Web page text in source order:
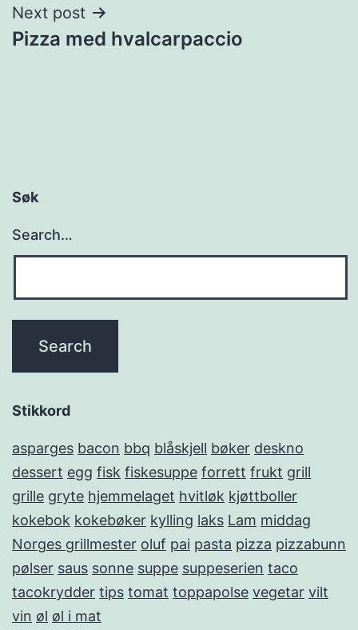
Next post
Pizza med hvalcarpaccio
Søk
Search…
Stikkord
asparges bacon bbq blåskjell bøker deskno
dessert egg fisk fiskesuppe forrett frukt grill
grille gryte hjemmelaget hvitløk kjøttboller
kokebok kokebøker kylling laks Lam middag
Norges grillmester oluf pai pasta pizza pizzabunn
pølser saus sonne suppe suppeserien taco
tacokrydder tips tomat toppapolse vegetar vilt
vin øl øl i mat